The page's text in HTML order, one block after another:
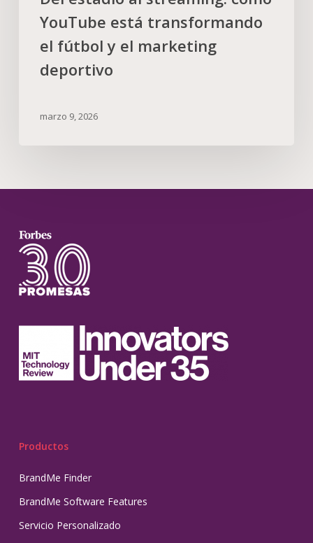
YouTube está transformando
el fútbol y el marketing
deportivo
marzo 9, 2026
Productos
BrandMe Finder
BrandMe Software Features
Servicio Personalizado